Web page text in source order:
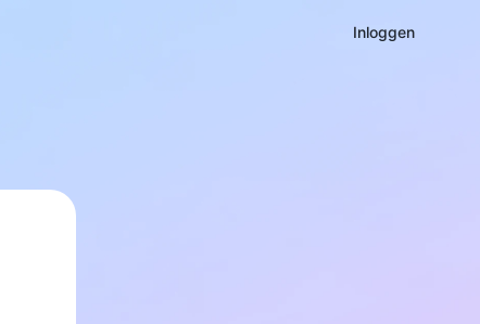
Inloggen